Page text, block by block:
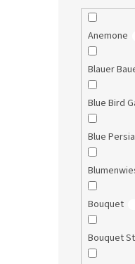
Anemone
Blauer
Blue Bird
Blue Persia
Bouquet
Bouquet